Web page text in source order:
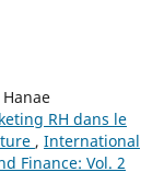
RH dans le
, International
Finance: Vol. 2